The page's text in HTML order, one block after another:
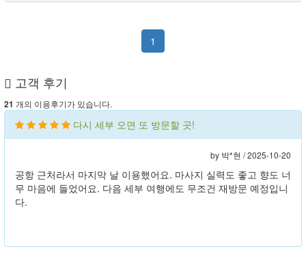
1
고객 후기
21 개의 이용후기가 있습니다.
다시 세부 오면 또 방문할 곳!
by 박*현 /2025-10-20
공항 근처라서 마지막 날 이용했어요. 마사지 실력도 좋고 향도 너
무 마음에 들었어요. 다음 세부 여행에도 무조건 재방문 예정입니
다.